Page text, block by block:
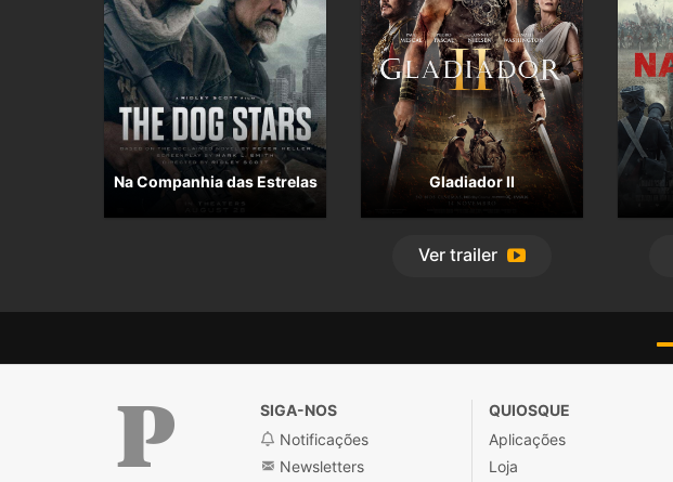
Na Companhia das Estrelas Gladiador II
Ver trailer
SIGA-NOS
Notificações
Newsletters
QUIOSQUE
Aplicações
Loja